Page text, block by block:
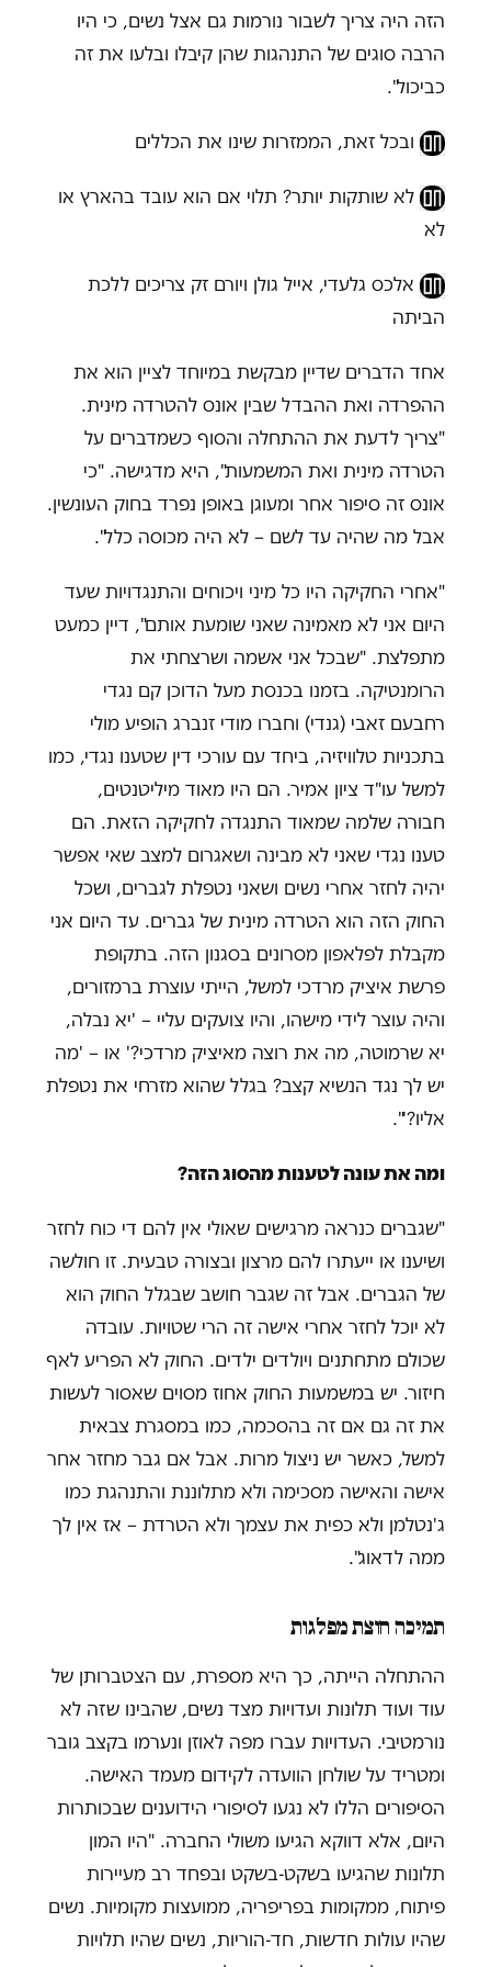
הזה היה צריך לשבור נורמות גם אצל נשים, כי היו
הרבה סוגים של התנהגות שהן קיבלו ובלעו את זה
כביכול".
ובכל זאת, הממזרות שינו את הכללים
לא שותקות יותר? תלוי אם הוא עובד בהארץ או
לא
אלכס גלעדי, אייל גולן ויורם זק צריכים ללכת
הביתה
אחד הדברים שדיין מבקשת במיוחד לציין הוא את
ההפרדה ואת ההבדל שבין אונס להטרדה מינית.
"צריך לדעת את ההתחלה והסוף כשמדברים על
הטרדה מינית ואת המשמעות", היא מדגישה. "כי
אונס זה סיפור אחר ומעוגן באופן נפרד בחוק העונשין.
אבל מה שהיה עד לשם – לא היה מכוסה כלל".
"אחרי החקיקה היו כל מיני ויכוחים והתנגדויות שעד
היום אני לא מאמינה שאני שומעת אותם", דיין כמעט
מתפלצת. "שבכל אני אשמה ושרצחתי את
הרומנטיקה. בזמנו בכנסת מעל הדוכן קם נגדי
רחבעם זאבי (גנדי) וחברו מודי זנברג הופיע מולי
בתכניות טלוויזיה, ביחד עם עורכי דין שטענו נגדי, כמו
למשל עו"ד ציון אמיר. הם היו מאוד מיליטנטים,
חבורה שלמה שמאוד התנגדה לחקיקה הזאת. הם
טענו נגדי שאני לא מבינה ושאגרום למצב שאי אפשר
יהיה לחזר אחרי נשים ושאני נטפלת לגברים, ושכל
החוק הזה הוא הטרדה מינית של גברים. עד היום אני
מקבלת לפלאפון מסרונים בסגנון הזה. בתקופת
פרשת איציק מרדכי למשל, הייתי עוצרת ברמזורים,
והיה עוצר לידי מישהו, והיו צועקים עליי – 'יא נבלה,
יא שרמוטה, מה את רוצה מאיציק מרדכי?' או – 'מה
יש לך נגד הנשיא קצב? בגלל שהוא מזרחי את נטפלת
אליו?'".
ומה את עונה לטענות מהסוג הזה?
"שגברים כנראה מרגישים שאולי אין להם די כוח לחזר
ושיענו או ייעתרו להם מרצון ובצורה טבעית. זו חולשה
של הגברים. אבל זה שגבר חושב שבגלל החוק הוא
לא יוכל לחזר אחרי אישה זה הרי שטויות. עובדה
שכולם מתחתנים ויולדים ילדים. החוק לא הפריע לאף
חיזור. יש במשמעות החוק אחוז מסוים שאסור לעשות
את זה גם אם זה בהסכמה, כמו במסגרת צבאית
למשל, כאשר יש ניצול מרות. אבל אם גבר מחזר אחר
אישה והאישה מסכימה ולא מתלוננת והתנהגת כמו
ג'נטלמן ולא כפית את עצמך ולא הטרדת – אז אין לך
ממה לדאוג".
תמיכה חוצת מפלגות
ההתחלה הייתה, כך היא מספרת, עם הצטברותן של
עוד ועוד תלונות ועדויות מצד נשים, שהבינו שזה לא
נורמטיבי. העדויות עברו מפה לאוזן ונערמו בקצב גובר
ומטריד על שולחן הוועדה לקידום מעמד האישה.
הסיפורים הללו לא נגעו לסיפורי הידוענים שבכותרות
היום, אלא דווקא הגיעו משולי החברה. "היו המון
תלונות שהגיעו בשקט-בשקט ובפחד רב מעיירות
פיתוח, ממקומות בפריפריה, ממועצות מקומיות. נשים
שהיו עולות חדשות, חד-הוריות, נשים שהיו תלויות